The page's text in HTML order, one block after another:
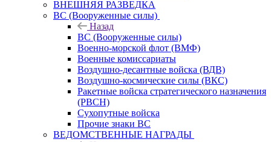
ВНЕШНЯЯ РАЗВЕДКА
ВС (Вооруженные силы)
Назад
ВС (Вооруженные силы)
Военно-морской флот (ВМФ)
Военные комиссариаты
Воздушно-десантные войска (ВДВ)
Воздушно-космические силы (ВКС)
Ракетные войска стратегического назначения
(РВСН)
Сухопутные войска
Прочие знаки ВС
ВЕДОМСТВЕННЫЕ НАГРАДЫ